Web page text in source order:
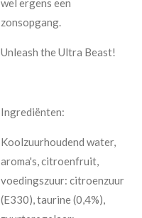
wel ergens een
zonsopgang.
Unleash the Ultra Beast!
Ingrediënten:
Koolzuurhoudend water,
aroma's, citroenfruit,
voedingszuur: citroenzuur
(E330), taurine (0,4%),